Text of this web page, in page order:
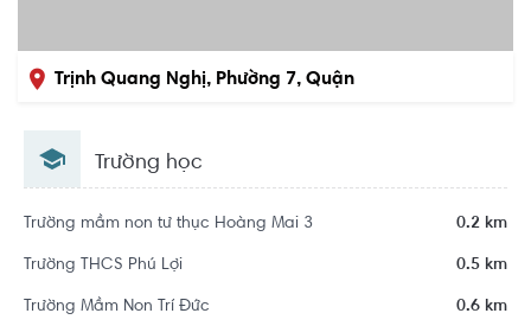
Trịnh Quang Nghị, Phường 7, Quận
Trường học
Trường mầm non tư thục Hoàng Mai 3 0.2 km
Trường THCS Phú Lợi 0.5 km
Trường Mầm Non Trí Đức 0.6 km